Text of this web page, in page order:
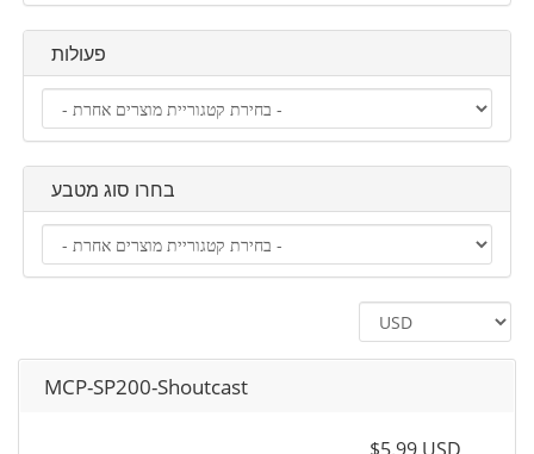
פעולות
בחרו סוג מטבע
MCP-SP200-Shoutcast